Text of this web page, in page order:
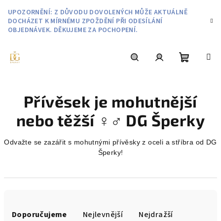
obsah
UPOZORNĚNÍ: Z DŮVODU DOVOLENÝCH MŮŽE AKTUÁLNĚ
DOCHÁZET K MÍRNÉMU ZPOŽDĚNÍ PŘI ODESÍLÁNÍ
OBJEDNÁVEK. DĚKUJEME ZA POCHOPENÍ.
košík
Přívěsek je mohutnější
nebo těžší ♀️♂️ DG Šperky
Odvažte se zazářit s mohutnými přívěsky z oceli a stříbra od DG
Šperky!
Doporučujeme Nejlevnější Nejdražší